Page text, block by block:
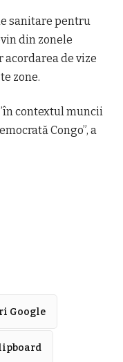
sanitare pentru
din zonele
acordarea de vize
zone.
contextul muncii
Congo”, a
Google